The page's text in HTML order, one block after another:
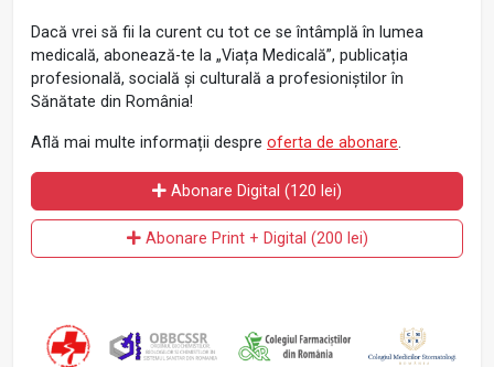
Dacă vrei să fii la curent cu tot ce se întâmplă în lumea
medicală, abonează-te la „Viața Medicală”, publicația
profesională, socială și culturală a profesioniștilor în
Sănătate din România!
Află mai multe informații despre oferta de abonare.
Abonare Digital (120 lei)
Abonare Print + Digital (200 lei)